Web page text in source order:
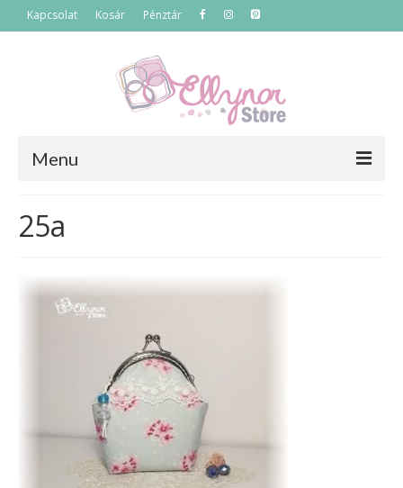
Kapcsolat Kosár Pénztár
Menu
Szettek
Akciós termékek
Neszeszerek
Tárcák
Szemüvegtokok
25a